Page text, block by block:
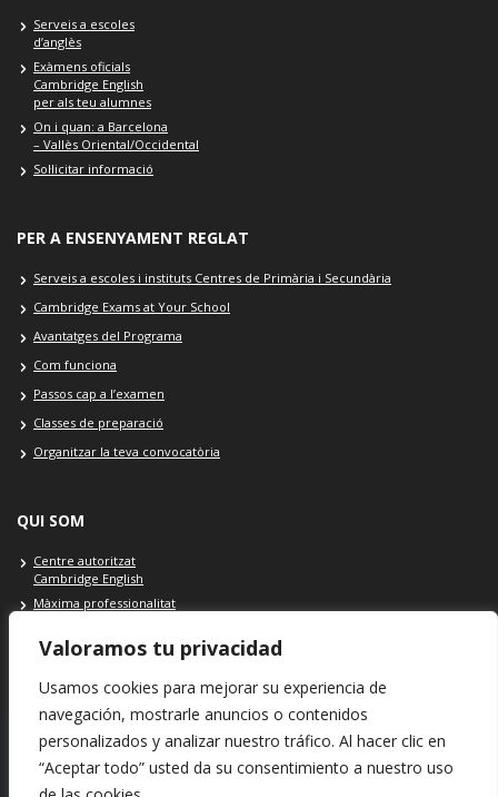
Valoramos tu privacidad
Usamos cookies para mejorar su experiencia de
navegación, mostrarle anuncios o contenidos
personalizados y analizar nuestro tráfico. Al hacer clic en
“Aceptar todo” usted da su consentimiento a nuestro uso
Serveis a escoles
d’anglès
Exàmens oficials
Cambridge English
per als teu alumnes
On i quan: a Barcelona
– Vallès Oriental/Occidental
Sol·licitar informació
PER A ENSENYAMENT REGLAT
Serveis a escoles i instituts Centres de Primària i Secundària
Cambridge Exams at Your School
Avantatges del Programa
Com funciona
Passos cap a l’examen
Classes de preparació
Organitzar la teva convocatòria
QUI SOM
Centre autoritzat
Cambridge English
Màxima professionalitat
Contacte Cambridge School
SEU Cambridge School: Plaça Porxada, 39 · 08401 · Granollers ·